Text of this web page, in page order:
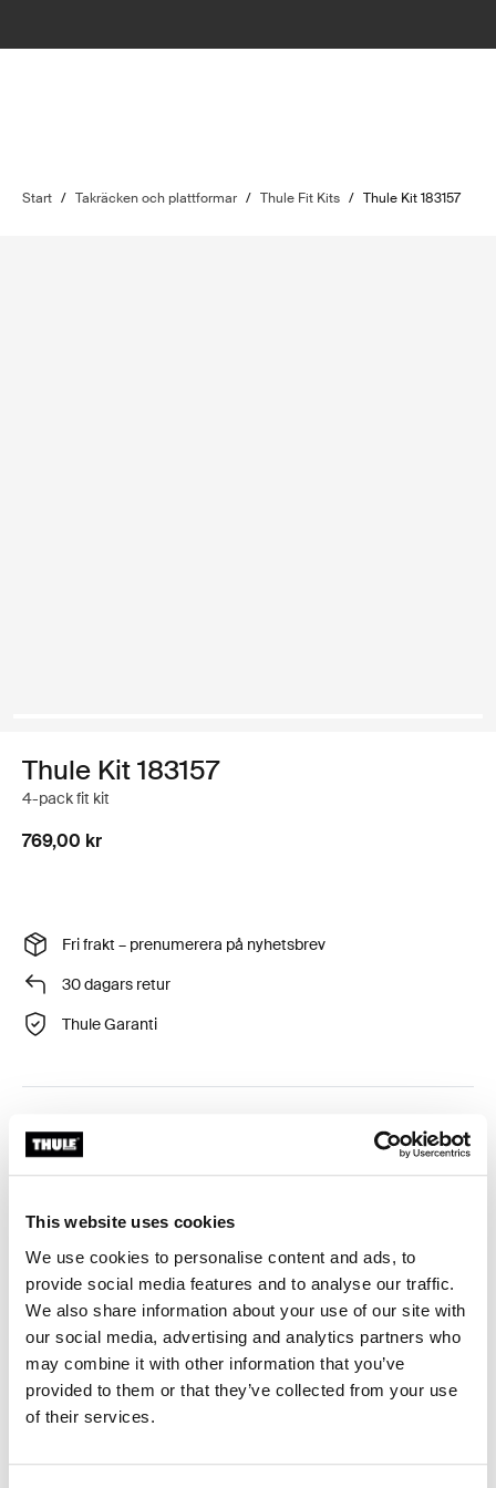
This website uses cookies
We use cookies to personalise content and ads, to
provide social media features and to analyse our traffic.
We also share information about your use of our site with
our social media, advertising and analytics partners who
may combine it with other information that you’ve
provided to them or that they’ve collected from your use
of their services.
Start / Takräcken och plattformar / Thule Fit Kits / Thule Kit 183157
Thule Kit 183157
4-pack fit kit
769,00 kr
Fri frakt – prenumerera på nyhetsbrev
30 dagars retur
Thule Garanti
Anpassat adapterkit för montering av Thule
takräckessystem på utvalda fordon.
Toggle techspec
Tekniska specifikationer
Toggle guides and instructions
Instruktioner
Recensioner